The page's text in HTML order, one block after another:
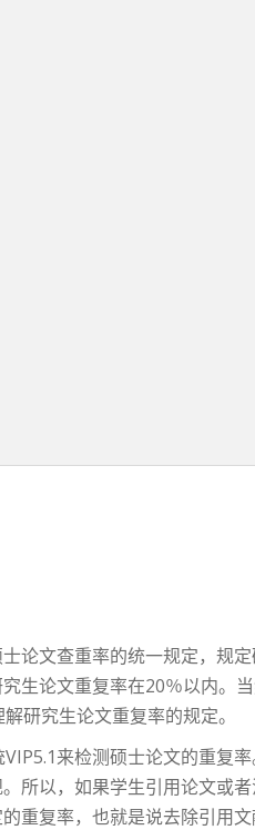
论文查重率的统一规定，规
生论文重复率在20％以内。
研究生论文重复率的规定。
来检测硕士论文的重复
所以，如果学生引用论文或
重复率，也就是说去除引用